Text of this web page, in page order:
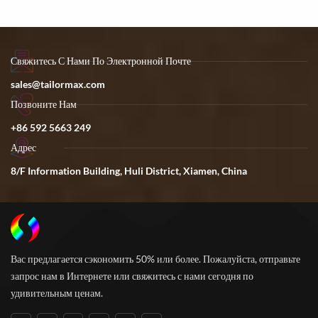
Свяжитесь С Нами По Электронной Почте
sales@tailormax.com
Позвоните Нам
+86 592 5663 249
Адрес
8/F Information Building, Huli District, Xiamen, China
Вас предлагается сэкономить 50% или более. Пожалуйста, отправьте
запрос нам в Интернете или свяжитесь с нами сегодня по
удивительным ценам.